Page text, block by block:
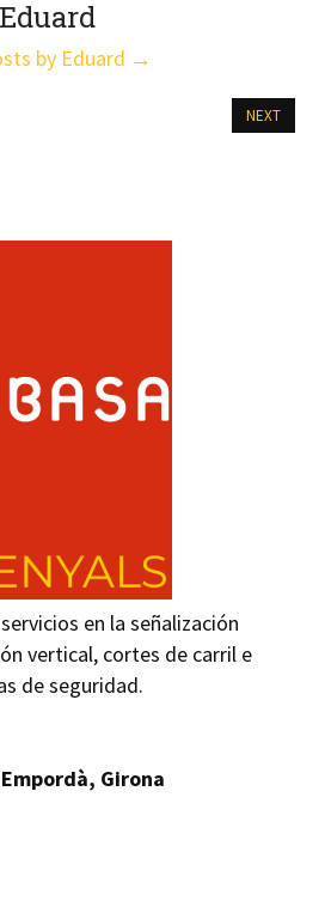
by Eduard →
NEXT
en la señalización
vertical, cortes de carril e
de seguridad.
Girona